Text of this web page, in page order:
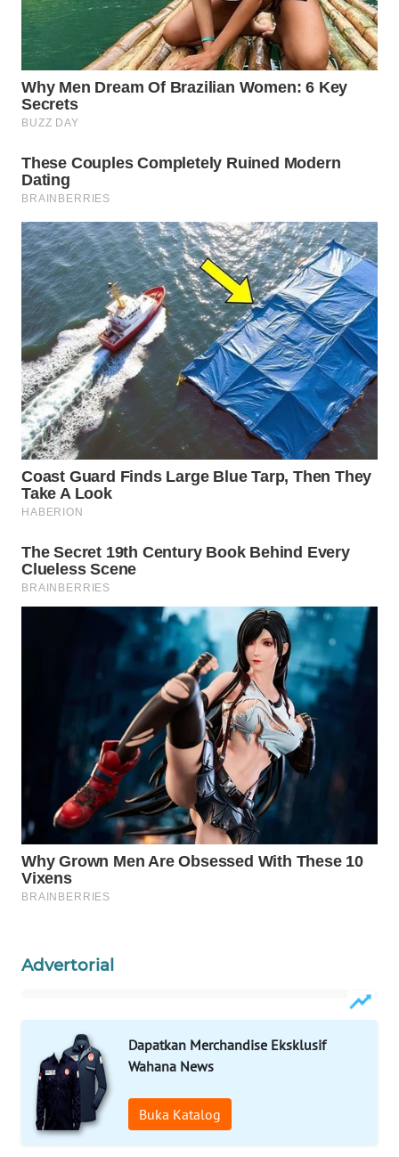
Advertorial
Dapatkan Merchandise Eksklusif
Wahana News
Buka Katalog
BOROBUDUR
WN
MADURA
WN
SURABAYA
WN
NATUNA
WN
BINTAN
WN
MANDALIKA
WN
LIKUPANG
WN
LABUANBAJO
WN
BORNEO
WAHANA
ADVOKAT
WAHANA
WAHANA
WAHANA
LISTRIK
WAHANA
TRAVEL